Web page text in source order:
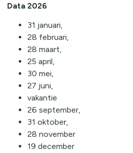
Data 2026
31 januari,
28 februari,
28 maart,
25 april,
30 mei,
27 juni,
vakantie
26 september,
31 oktober,
28 november
19 december